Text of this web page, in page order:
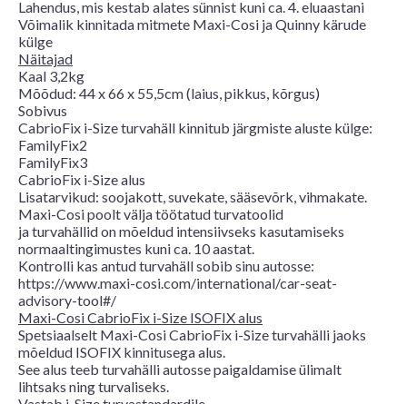
Lahendus, mis kestab alates sünnist kuni ca. 4. eluaastani
Võimalik kinnitada mitmete Maxi-Cosi ja Quinny kärude
külge
Näitajad
Kaal 3,2kg
Mõõdud: 44 x 66 x 55,5cm (laius, pikkus, kõrgus)
Sobivus
CabrioFix i-Size turvahäll kinnitub järgmiste aluste külge:
FamilyFix2
FamilyFix3
CabrioFix i-Size alus
Lisatarvikud: soojakott, suvekate, sääsevõrk, vihmakate.
Maxi-Cosi poolt välja töötatud turvatoolid
ja turvahällid on mõeldud intensiivseks kasutamiseks
normaaltingimustes kuni ca. 10 aastat.
Kontrolli kas antud turvahäll sobib sinu autosse:
https://www.maxi-cosi.com/international/car-seat-
advisory-tool#/
Maxi-Cosi CabrioFix i-Size ISOFIX alus
Spetsiaalselt Maxi-Cosi CabrioFix i-Size turvahälli jaoks
mõeldud ISOFIX kinnitusega alus.
See alus teeb turvahälli autosse paigaldamise ülimalt
lihtsaks ning turvaliseks.